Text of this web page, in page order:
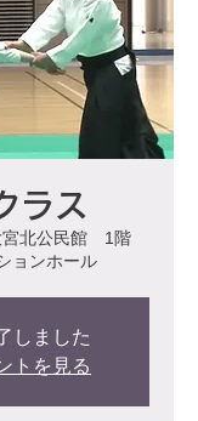
ラス
宮北公民館 1階
ョンホール
しました
トを見る